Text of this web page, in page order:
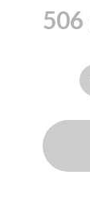
506